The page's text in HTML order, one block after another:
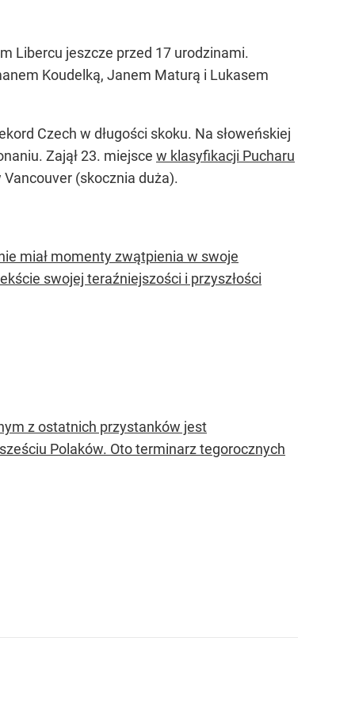
Libercu jeszcze przed 17 urodzinami.
Koudelką, Janem Maturą i Lukasem
Czech w długości skoku. Na słoweńskiej
Zajął 23. miejsce w klasyfikacji Pucharu
(skocznia duża).
miał momenty zwątpienia w swoje
swojej teraźniejszości i przyszłości
z ostatnich przystanków jest
Polaków. Oto terminarz tegorocznych